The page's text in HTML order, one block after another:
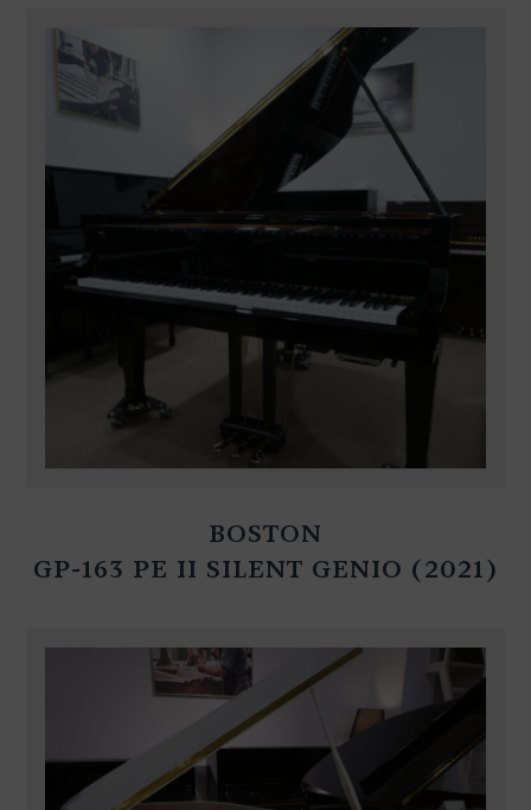
BOSTON
GP-163 PE II SILENT GENIO (2021)